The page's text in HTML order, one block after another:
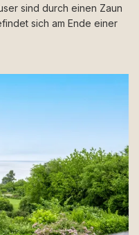
sind durch einen Zaun
sich am Ende einer